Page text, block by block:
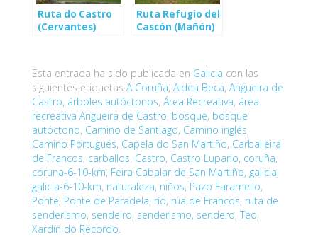
Ruta do Castro
(Cervantes)
Ruta Refugio del
Cascón (Mañón)
Esta entrada ha sido publicada en Galicia con las
siguientes etiquetas A Coruña, Aldea Beca, Angueira de
Castro, árboles autóctonos, Área Recreativa, área
recreativa Angueira de Castro, bosque, bosque
autóctono, Camino de Santiago, Camino inglés,
Camino Portugués, Capela do San Martiño, Carballeira
de Francos, carballos, Castro, Castro Lupario, coruña,
coruna-6-10-km, Feira Cabalar de San Martiño, galicia,
galicia-6-10-km, naturaleza, niños, Pazo Faramello,
Ponte, Ponte de Paradela, río, rúa de Francos, ruta de
senderismo, sendeiro, senderismo, sendero, Teo,
Xardín do Recordo.